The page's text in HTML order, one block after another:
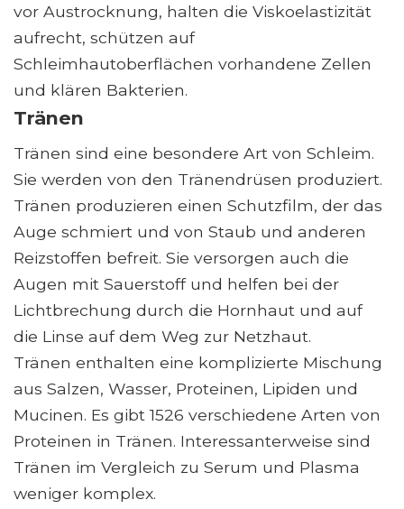
vor Austrocknung, halten die Viskoelastizität
aufrecht, schützen auf
Schleimhautoberflächen vorhandene Zellen
und klären Bakterien.
Tränen
Tränen sind eine besondere Art von Schleim.
Sie werden von den Tränendrüsen produziert.
Tränen produzieren einen Schutzfilm, der das
Auge schmiert und von Staub und anderen
Reizstoffen befreit. Sie versorgen auch die
Augen mit Sauerstoff und helfen bei der
Lichtbrechung durch die Hornhaut und auf
die Linse auf dem Weg zur Netzhaut.
Tränen enthalten eine komplizierte Mischung
aus Salzen, Wasser, Proteinen, Lipiden und
Mucinen. Es gibt 1526 verschiedene Arten von
Proteinen in Tränen. Interessanterweise sind
Tränen im Vergleich zu Serum und Plasma
weniger komplex.